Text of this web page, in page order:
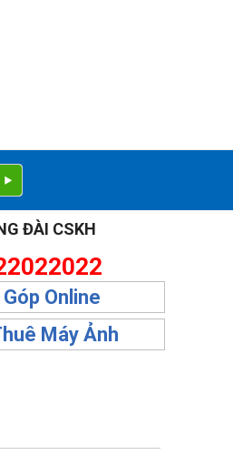
ĐÀI CSKH
Online
Máy Ảnh